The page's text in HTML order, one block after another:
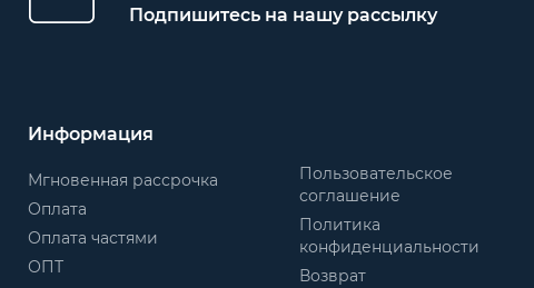
Подпишитесь на нашу рассылку
Информация
Мгновенная рассрочка
Оплата
Оплата частями
ОПТ
Пользовательское
соглашение
Политика
конфиденциальности
Возврат